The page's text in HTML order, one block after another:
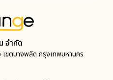
จำกัด
ขตบางพลัด กรุงเทพมหานคร